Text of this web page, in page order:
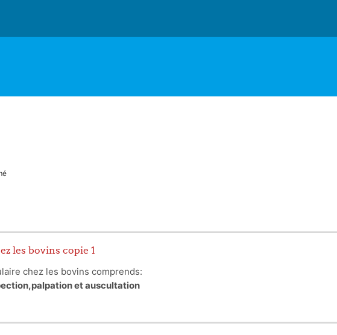
les bovins copie 1
chez les bovins comprends:
et auscultation